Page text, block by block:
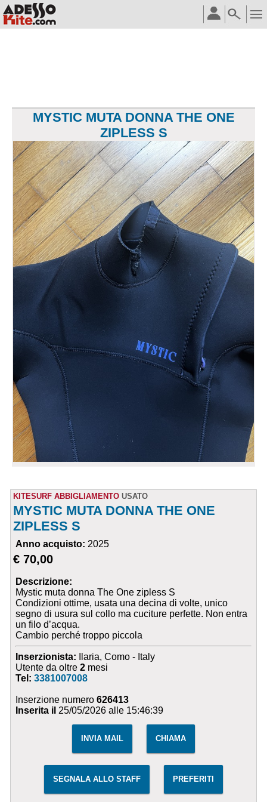
MYSTIC MUTA DONNA THE ONE
ZIPLESS S
KITESURF ABBIGLIAMENTO USATO
MYSTIC MUTA DONNA THE ONE
ZIPLESS S
Anno acquisto: 2025
€ 70,00
Descrizione:
Mystic muta donna The One zipless S
Condizioni ottime, usata una decina di volte, unico
segno di usura sul collo ma cuciture perfette. Non entra
un filo d’acqua.
Cambio perché troppo piccola
Inserzionista: Ilaria, Como - Italy
Utente da oltre2 mesi
Tel:3381007008
Inserzione numero626413
Inserita il 25/05/2026 alle 15:46:39
INVIA MAIL CHIAMA
SEGNALA ALLO STAFF PREFERITI